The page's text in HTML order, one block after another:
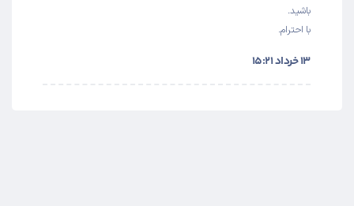
باشید.
با احترام.
۱۳ خرداد ۱۵:۲۱